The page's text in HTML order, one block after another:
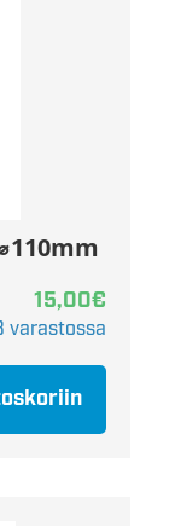
15,00€
varastossa